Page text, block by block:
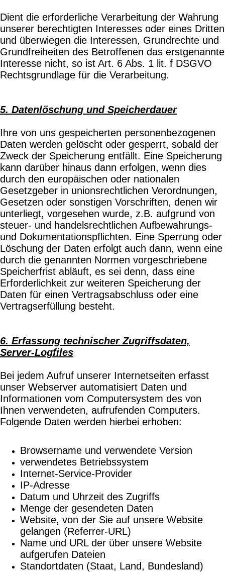
Dient die erforderliche Verarbeitung der Wahrung
unserer berechtigten Interesses oder eines Dritten
und überwiegen die Interessen, Grundrechte und
Grundfreiheiten des Betroffenen das erstgenannte
Interesse nicht, so ist Art. 6 Abs. 1 lit. f DSGVO
Rechtsgrundlage für die Verarbeitung.
5. Datenlöschung und Speicherdauer
Ihre von uns gespeicherten personenbezogenen
Daten werden gelöscht oder gesperrt, sobald der
Zweck der Speicherung entfällt. Eine Speicherung
kann darüber hinaus dann erfolgen, wenn dies
durch den europäischen oder nationalen
Gesetzgeber in unionsrechtlichen Verordnungen,
Gesetzen oder sonstigen Vorschriften, denen wir
unterliegt, vorgesehen wurde, z.B. aufgrund von
steuer- und handelsrechtlichen Aufbewahrungs-
und Dokumentationspflichten. Eine Sperrung oder
Löschung der Daten erfolgt auch dann, wenn eine
durch die genannten Normen vorgeschriebene
Speicherfrist abläuft, es sei denn, dass eine
Erforderlichkeit zur weiteren Speicherung der
Daten für einen Vertragsabschluss oder eine
Vertragserfüllung besteht.
6. Erfassung technischer Zugriffsdaten,
Server-Logfiles
Bei jedem Aufruf unserer Internetseiten erfasst
unser Webserver automatisiert Daten und
Informationen vom Computersystem des von
Ihnen verwendeten, aufrufenden Computers.
Folgende Daten werden hierbei erhoben:
Browsername und verwendete Version
verwendetes Betriebssystem
Internet-Service-Provider
IP-Adresse
Datum und Uhrzeit des Zugriffs
Menge der gesendeten Daten
Website, von der Sie auf unsere Website
gelangen (Referrer-URL)
Name und URL der über unsere Website
aufgerufen Dateien
Standortdaten (Staat, Land, Bundesland)